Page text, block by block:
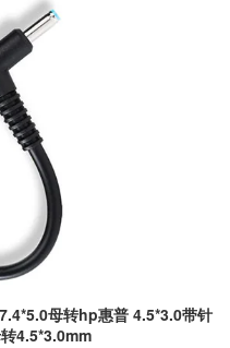
母转hp惠普 4.5*3.0带针
4.5*3.0mm